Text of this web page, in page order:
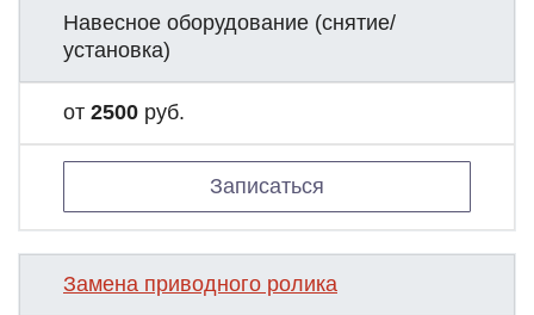
Навесное оборудование (снятие/
установка)
от 2500 руб.
Записаться
Замена приводного ролика